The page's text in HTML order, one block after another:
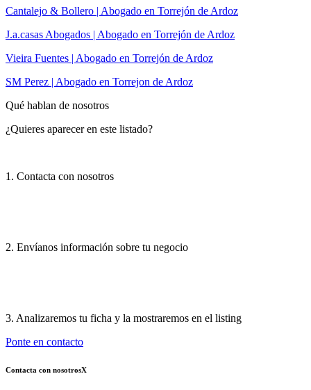
Cantalejo & Bollero | Abogado en Torrejón de Ardoz
J.a.casas Abogados | Abogado en Torrejón de Ardoz
Vieira Fuentes | Abogado en Torrejón de Ardoz
SM Perez | Abogado en Torrejon de Ardoz
Qué hablan de nosotros
¿Quieres aparecer en este listado?
1. Contacta con nosotros
2. Envíanos información sobre tu negocio
3. Analizaremos tu ficha y la mostraremos en el listing
Ponte en contacto
Contacta con nosotrosX